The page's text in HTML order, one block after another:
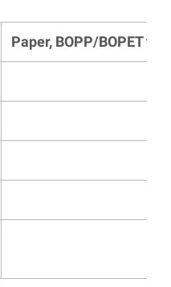
Paper, BOPP/BOPET